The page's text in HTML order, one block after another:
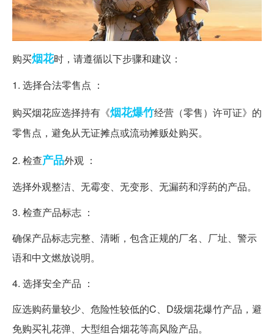
购买烟花时，请遵循以下步骤和建议：
1. 选择合法零售点 ：
购买烟花应选择持有《烟花爆竹经营（零售）许可证》的
零售点，避免从无证摊点或流动摊贩处购买。
2. 检查产品外观 ：
选择外观整洁、无霉变、无变形、无漏药和浮药的产品。
3. 检查产品标志 ：
确保产品标志完整、清晰，包含正规的厂名、厂址、警示
语和中文燃放说明。
4. 选择安全产品 ：
应选购药量较少、危险性较低的C、D级烟花爆竹产品，避
免购买礼花弹、大型组合烟花等高风险产品。